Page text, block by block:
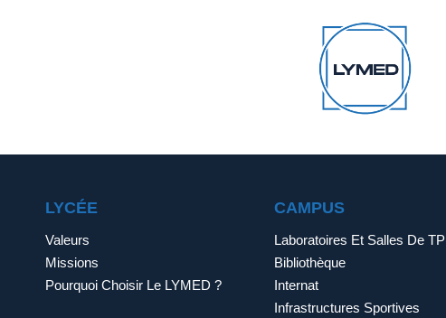
LYCÉE
Valeurs
Missions
Pourquoi Choisir Le LYMED ?
CAMPUS
Laboratoires Et Salles De TP
Bibliothèque
Internat
Infrastructures Sportives